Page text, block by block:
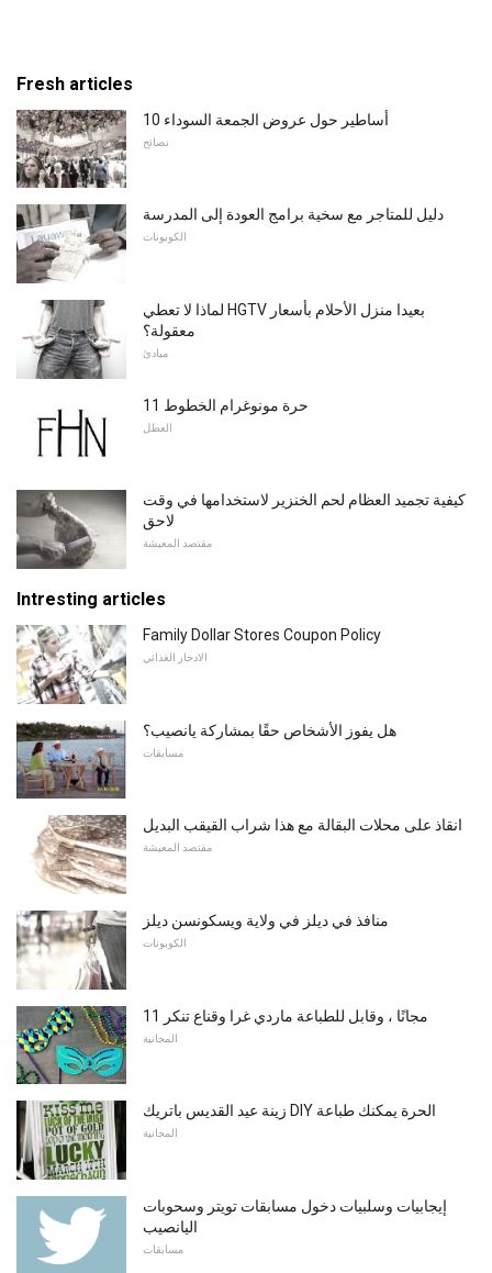
Fresh articles
10 أساطير حول عروض الجمعة السوداء
نصائح
دليل للمتاجر مع سخية برامج العودة إلى المدرسة
الكوبونات
لماذا لا تعطي HGTV بعيدا منزل الأحلام بأسعار
معقولة؟
مبادئ
11 حرة مونوغرام الخطوط
العطل
كيفية تجميد العظام لحم الخنزير لاستخدامها في وقت
لاحق
مقتصد المعيشة
Intresting articles
Family Dollar Stores Coupon Policy
الادخار الغذائي
هل يفوز الأشخاص حقًا بمشاركة يانصيب؟
مسابقات
انقاذ على محلات البقالة مع هذا شراب القيقب البديل
مقتصد المعيشة
منافذ في ديلز في ولاية ويسكونسن ديلز
الكوبونات
11 مجانًا ، وقابل للطباعة ماردي غرا وقناع تنكر
المجانية
زينة عيد القديس باتريك DIY الحرة يمكنك طباعة
المجانية
إيجابيات وسلبيات دخول مسابقات تويتر وسحوبات
اليانصيب
مسابقات